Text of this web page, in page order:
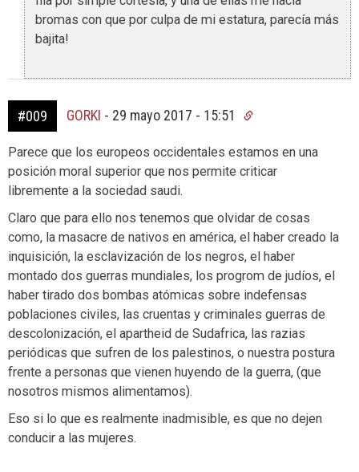
bromas con que por culpa de mi estatura, parecía más
bajita!
#009 GORKI - 29 mayo 2017 - 15:51
Parece que los europeos occidentales estamos en una
posición moral superior que nos permite criticar
libremente a la sociedad saudi.
Claro que para ello nos tenemos que olvidar de cosas
como, la masacre de nativos en américa, el haber creado la
inquisición, la esclavización de los negros, el haber
montado dos guerras mundiales, los progrom de judíos, el
haber tirado dos bombas atómicas sobre indefensas
poblaciones civiles, las cruentas y criminales guerras de
descolonización, el apartheid de Sudafrica, las razias
periódicas que sufren de los palestinos, o nuestra postura
frente a personas que vienen huyendo de la guerra, (que
nosotros mismos alimentamos).
Eso si lo que es realmente inadmisible, es que no dejen
conducir a las mujeres.